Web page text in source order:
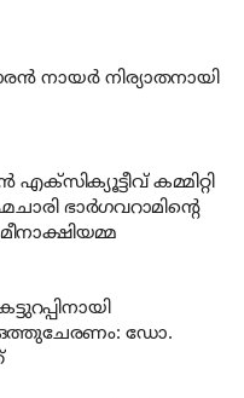
നായര്‍ നിര്യാതനായി
എക്‌സിക്യൂട്ടീവ് കമ്മിറ്റി
ഭാര്‍ഗവറാമിന്റെ
ഡോ.